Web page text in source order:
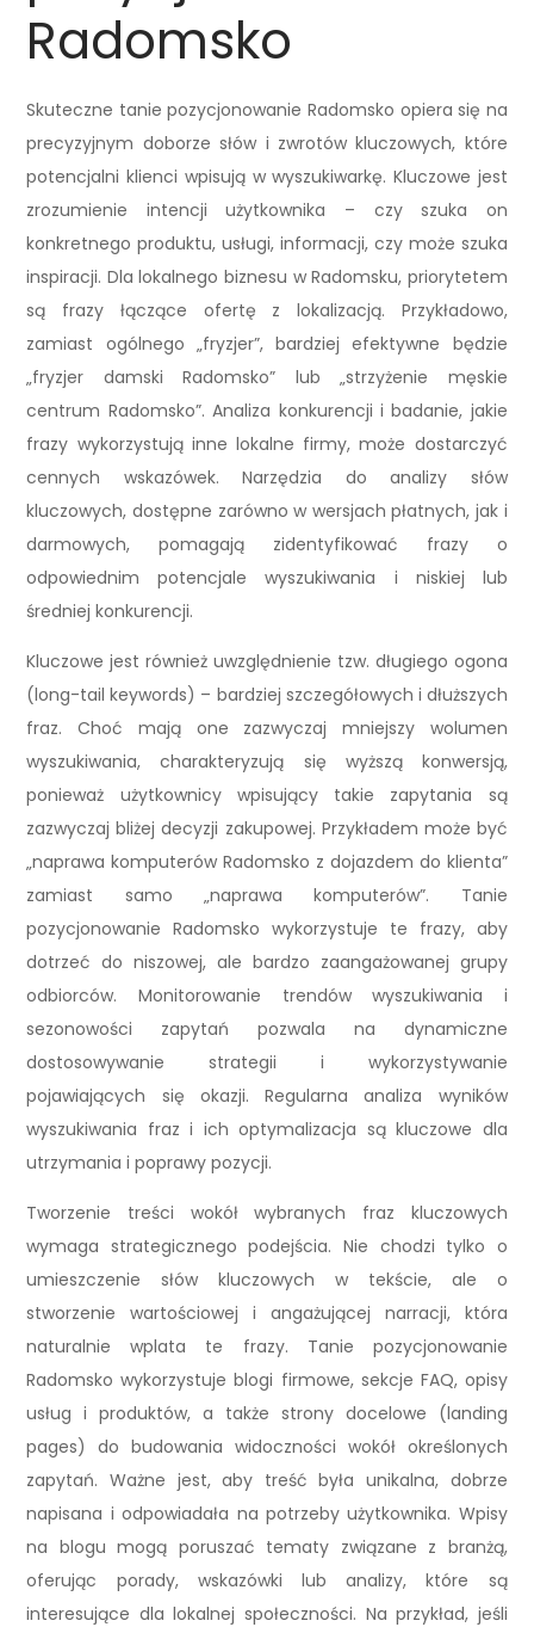
Radomsko
Skuteczne tanie pozycjonowanie Radomsko opiera się na
precyzyjnym doborze słów i zwrotów kluczowych, które
potencjalni klienci wpisują w wyszukiwarkę. Kluczowe jest
zrozumienie intencji użytkownika – czy szuka on
konkretnego produktu, usługi, informacji, czy może szuka
inspiracji. Dla lokalnego biznesu w Radomsku, priorytetem
są frazy łączące ofertę z lokalizacją. Przykładowo,
zamiast ogólnego „fryzjer”, bardziej efektywne będzie
„fryzjer damski Radomsko” lub „strzyżenie męskie
centrum Radomsko”. Analiza konkurencji i badanie, jakie
frazy wykorzystują inne lokalne firmy, może dostarczyć
cennych wskazówek. Narzędzia do analizy słów
kluczowych, dostępne zarówno w wersjach płatnych, jak i
darmowych, pomagają zidentyfikować frazy o
odpowiednim potencjale wyszukiwania i niskiej lub
średniej konkurencji.
Kluczowe jest również uwzględnienie tzw. długiego ogona
(long-tail keywords) – bardziej szczegółowych i dłuższych
fraz. Choć mają one zazwyczaj mniejszy wolumen
wyszukiwania, charakteryzują się wyższą konwersją,
ponieważ użytkownicy wpisujący takie zapytania są
zazwyczaj bliżej decyzji zakupowej. Przykładem może być
„naprawa komputerów Radomsko z dojazdem do klienta”
zamiast samo „naprawa komputerów”. Tanie
pozycjonowanie Radomsko wykorzystuje te frazy, aby
dotrzeć do niszowej, ale bardzo zaangażowanej grupy
odbiorców. Monitorowanie trendów wyszukiwania i
sezonowości zapytań pozwala na dynamiczne
dostosowywanie strategii i wykorzystywanie
pojawiających się okazji. Regularna analiza wyników
wyszukiwania fraz i ich optymalizacja są kluczowe dla
utrzymania i poprawy pozycji.
Tworzenie treści wokół wybranych fraz kluczowych
wymaga strategicznego podejścia. Nie chodzi tylko o
umieszczenie słów kluczowych w tekście, ale o
stworzenie wartościowej i angażującej narracji, która
naturalnie wplata te frazy. Tanie pozycjonowanie
Radomsko wykorzystuje blogi firmowe, sekcje FAQ, opisy
usług i produktów, a także strony docelowe (landing
pages) do budowania widoczności wokół określonych
zapytań. Ważne jest, aby treść była unikalna, dobrze
napisana i odpowiadała na potrzeby użytkownika. Wpisy
na blogu mogą poruszać tematy związane z branżą,
oferując porady, wskazówki lub analizy, które są
interesujące dla lokalnej społeczności. Na przykład, jeśli